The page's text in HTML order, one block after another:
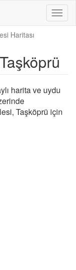
Haritası
harita ve uydu
Taşköprü için